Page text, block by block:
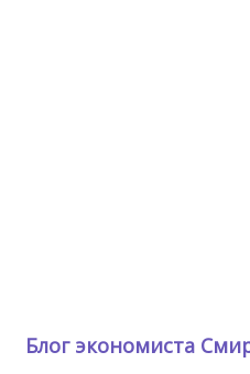
Блог экономиста